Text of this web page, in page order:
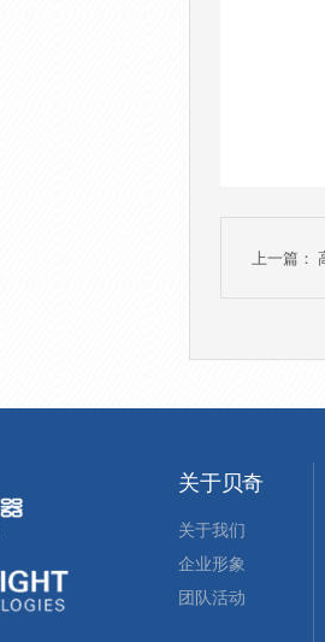
上一篇：
关于贝奇
关于我们
企业形象
团队活动